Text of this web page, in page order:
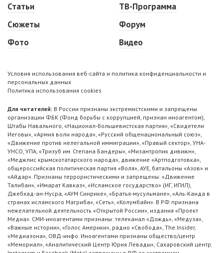
Статьи
Сюжеты
Фото
ТВ-Программа
Форум
Видео
Условия использования веб-сайта и политика конфиденциальности и
персональных данных
Политика использования cookies
Для читателей: В России признаны экстремистскими и запрещены
организации ФБК (Фонд борьбы с коррупцией, признан иноагентом),
Штабы Навального, «Национал-большевистская партия», «Свидетели
Иеговы», «Армия воли народа», «Русский общенациональный союз»,
«Движение против нелегальной иммиграции», «Правый сектор», УНА-
УНСО, УПА, «Тризуб им. Степана Бандеры», «Мизантропик дивижн»,
«Меджлис крымскотатарского народа», движение «Артподготовка»,
общероссийская политическая партия «Воля», АУЕ, батальоны «Азов» и
«Айдар». Признаны террористическими и запрещены: «Движение
Талибан», «Имарат Кавказ», «Исламское государство» (ИГ, ИГИЛ),
Джебхад-ан-Нусра, «АУМ Синрике», «Братья-мусульмане», «Аль-Каида в
странах исламского Магриба», «Сеть», «Колумбайн». В РФ признана
нежелательной деятельность «Открытой России», издания «Проект
Медиа». СМИ-иноагентами признаны: телеканал «Дождь», «Медуза»,
«Важные истории», «Голос Америки», радио «Свобода», The Insider,
«Медиазона», ОВД-инфо. Иноагентами признаны общество/центр
«Мемориал», «Аналитический Центр Юрия Левады», Сахаровский центр.